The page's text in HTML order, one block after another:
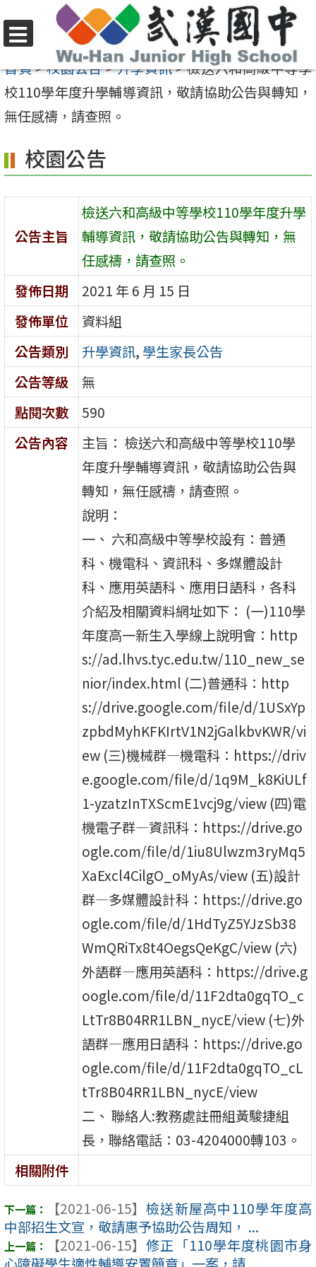
至
要
內
區
選
單
首頁>校園公告>升學資訊>檢送六和高級中等學
校110學年度升學輔導資訊，敬請協助公告與轉知，
無任感禱，請查照。
校園公告
公告主旨
檢送六和高級中等學校110學年度升學
輔導資訊，敬請協助公告與轉知，無
任感禱，請查照。
發佈日期
2021 年 6 月 15 日
發佈單位
資料組
公告類別
升學資訊, 學生家長公告
公告等級
無
點閱次數
590
公告內容
主旨： 檢送六和高級中等學校110學
年度升學輔導資訊，敬請協助公告與
轉知，無任感禱，請查照。
說明：
一、 六和高級中等學校設有：普通
科、機電科、資訊科、多媒體設計
科、應用英語科、應用日語科，各科
介紹及相關資料網址如下： (一)110學
年度高一新生入學線上說明會：http
s://ad.lhvs.tyc.edu.tw/110_new_se
nior/index.html (二)普通科：http
s://drive.google.com/file/d/1USxYp
zpbdMyhKFKIrtV1N2jGalkbvKWR/vi
ew (三)機械群—機電科：https://driv
e.google.com/file/d/1q9M_k8KiULf
1-yzatzInTXScmE1vcj9g/view (四)電
機電子群—資訊科：https://drive.go
ogle.com/file/d/1iu8Ulwzm3ryMq5
XaExcl4CilgO_oMyAs/view (五)設計
群—多媒體設計科：https://drive.go
ogle.com/file/d/1HdTyZ5YJzSb38
WmQRiTx8t4OegsQeKgC/view (六)
外語群—應用英語科：https://drive.g
oogle.com/file/d/11F2dta0gqTO_c
LtTr8B04RR1LBN_nycE/view (七)外
語群—應用日語科：https://drive.go
ogle.com/file/d/11F2dta0gqTO_cL
tTr8B04RR1LBN_nycE/view
二、 聯絡人:教務處註冊組黃駿捷組
長，聯絡電話：03-4204000轉103。
相關附件
【2021-06-15】 檢送新屋高中110學年度高
中部招生文宣，敬請惠予協助公告周知， ...
【2021-06-15】 修正「110學年度桃園市身